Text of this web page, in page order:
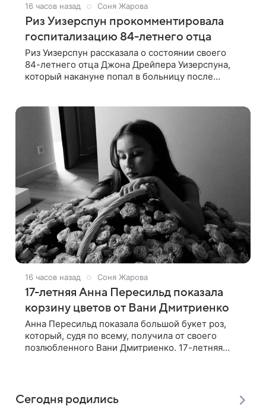
16 часов назад Соня Жарова
Риз Уизерспун прокомментировала
госпитализацию 84-летнего отца
Риз Уизерспун рассказала о состоянии своего
84-летнего отца Джона Дрейпера Уизерспуна,
который накануне попал в больницу после
16 часов назад Соня Жарова
17-летняя Анна Пересильд показала
корзину цветов от Вани Дмитриенко
Анна Пересильд показала большой букет роз,
который, судя по всему, получилa от своего
позлюбленного Вани Дмитриенко. 17-летняя
Сегодня родились